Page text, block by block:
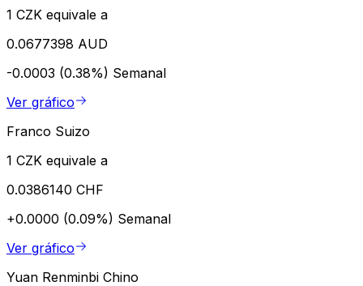
1 CZK equivale a
0.0677398 AUD
-0.0003 (0.38%) Semanal
Ver gráfico
Franco Suizo
1 CZK equivale a
0.0386140 CHF
+0.0000 (0.09%) Semanal
Ver gráfico
Yuan Renminbi Chino